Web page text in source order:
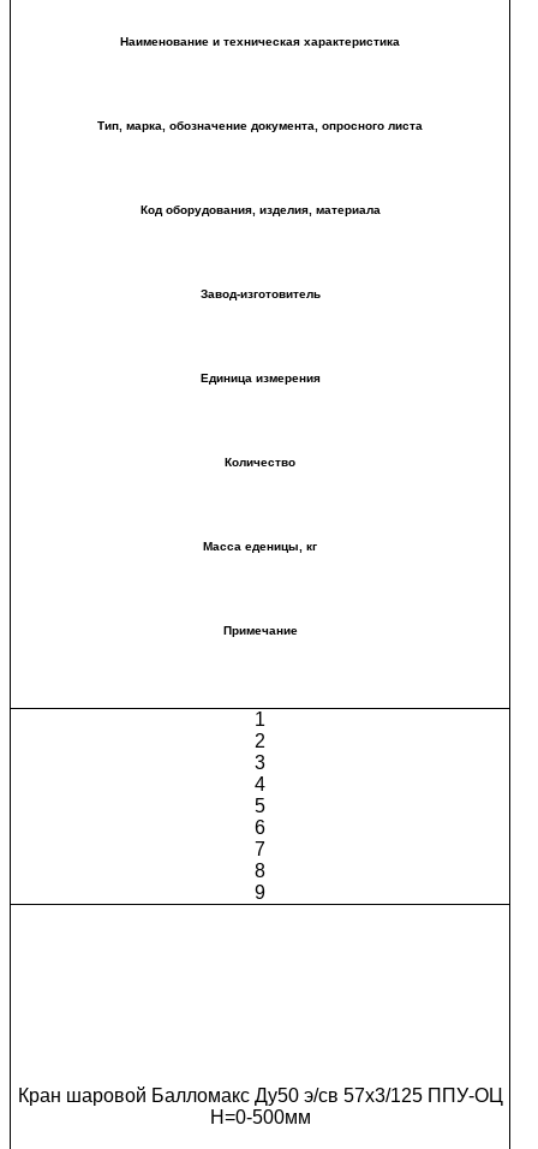
Наименование и техническая характеристика
Тип, марка, обозначение документа, опросного листа
Код оборудования, изделия, материала
Завод-изготовитель
Единица измерения
Количество
Масса еденицы, кг
Примечание
1
2
3
4
5
6
7
8
9
Кран шаровой Балломакс Ду50 э/св 57х3/125 ППУ-ОЦ
H=0-500мм